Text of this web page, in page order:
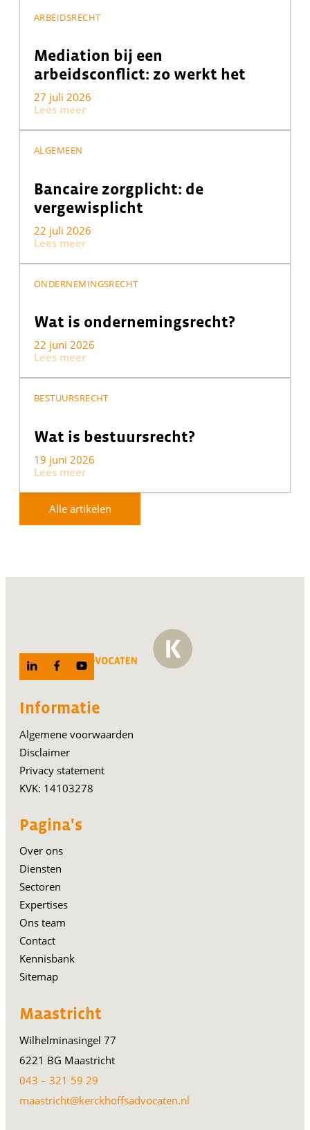
ARBEIDSRECHT
Mediation bij een
arbeidsconflict: zo werkt het
27 juli 2026
Lees meer
ALGEMEEN
Bancaire zorgplicht: de
vergewisplicht
22 juli 2026
Lees meer
ONDERNEMINGSRECHT
Wat is ondernemingsrecht?
22 juni 2026
Lees meer
BESTUURSRECHT
Wat is bestuursrecht?
19 juni 2026
Lees meer
Alle artikelen
Informatie
Algemene voorwaarden
Disclaimer
Privacy statement
KVK: 14103278
Pagina's
Over ons
Diensten
Sectoren
Expertises
Ons team
Contact
Kennisbank
Sitemap
Maastricht
Wilhelminasingel 77
6221 BG Maastricht
043 – 321 59 29
maastricht@kerckhoffsadvocaten.nl